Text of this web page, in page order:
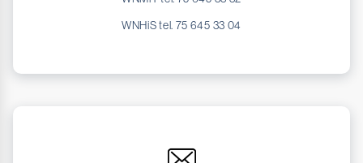
WNHiS tel. 75 645 33 04